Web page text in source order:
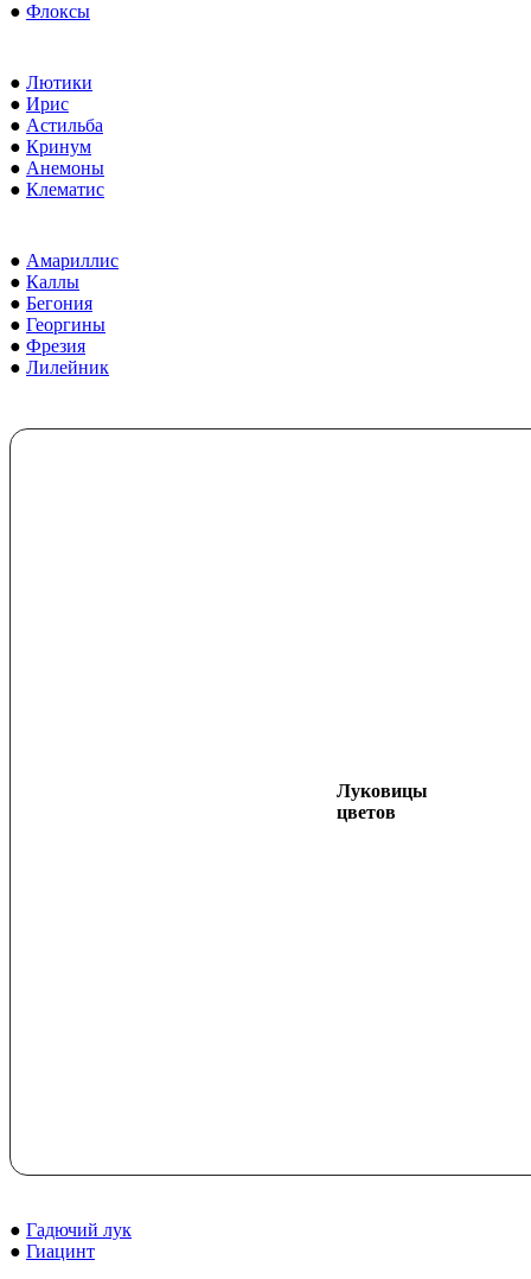
● Флоксы
● Лютики
● Ирис
● Астильба
● Кринум
● Анемоны
● Клематис
● Амариллис
● Каллы
● Бегония
● Георгины
● Фрезия
● Лилейник
Луковицы
цветов
● Гадючий лук
● Гиацинт